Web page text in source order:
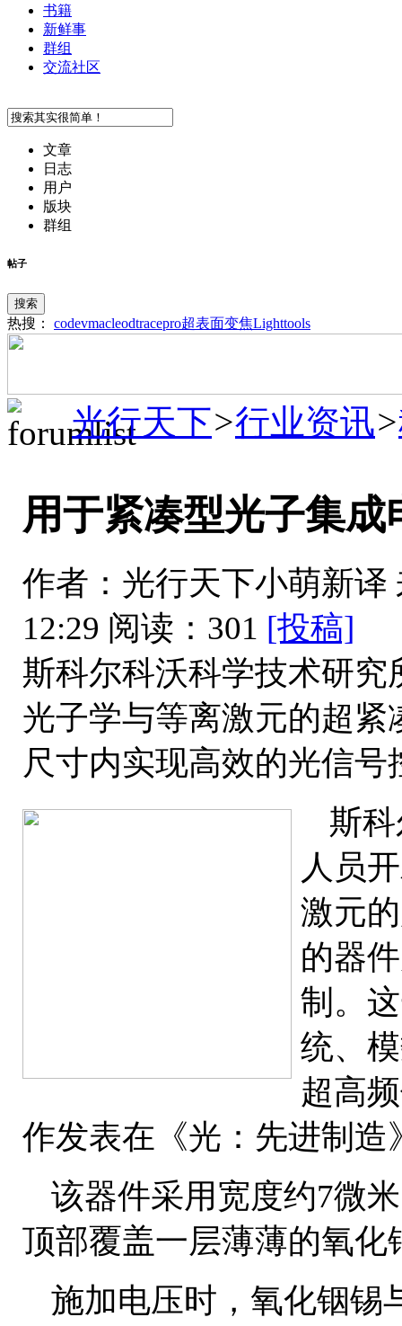
书籍
新鲜事
群组
交流社区
文章
日志
用户
版块
群组
帖子
搜索
热搜： codevmacleodtracepro超表面变焦Lighttools
光行天下>行业资讯>
用于紧凑型光子集成
作者：光行天下小萌新译
12:29 阅读：301 [投稿]
斯科尔科沃科学技术研
光子学与等离激元的超
尺寸内实现高效的光信号
斯
人员
激元
的器
制。
统、
超高
作发表在《光：先进制造
该器件采用宽度约7微
顶部覆盖一层薄薄的氧化
施加电压时，氧化铟锡